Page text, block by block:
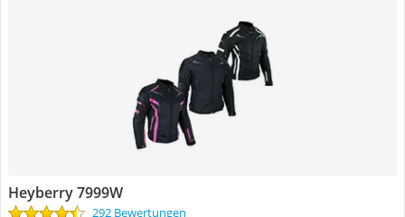
Heyberry 7999W
292 Bewertungen